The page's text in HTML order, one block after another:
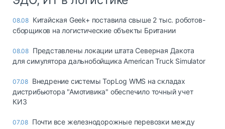
08.08 Китайская Geek+ поставила свыше 2 тыс. роботов-
сборщиков на логистические объекты Британии
08.08 Представлены локации штата Северная Дакота
для симулятора дальнобойщика American Truck Simulator
07.08 Внедрение системы TopLog WMS на складах
дистрибьютора "Амотивика" обеспечило точный учет
КИЗ
07.08 Почти все железнодорожные перевозки между